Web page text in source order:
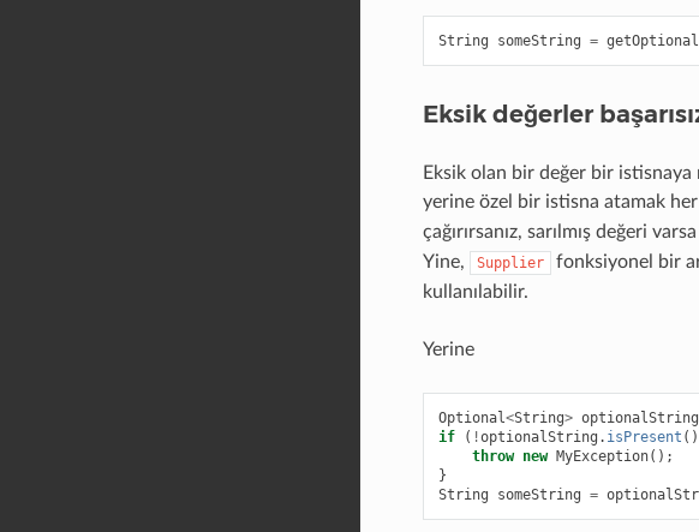
String someString =
Eksik değerler
Eksik olan bir değer bir istisnaya
yerine özel bir istisna atamak
çağırırsanız, sarılmış değeri
Yine,
Supplier
fonksiyonel bir
kullanılabilir.
Yerine
Optional<String> optionalString
if
( !optionalString . isPresent
throw new MyException();
}
String
someString =